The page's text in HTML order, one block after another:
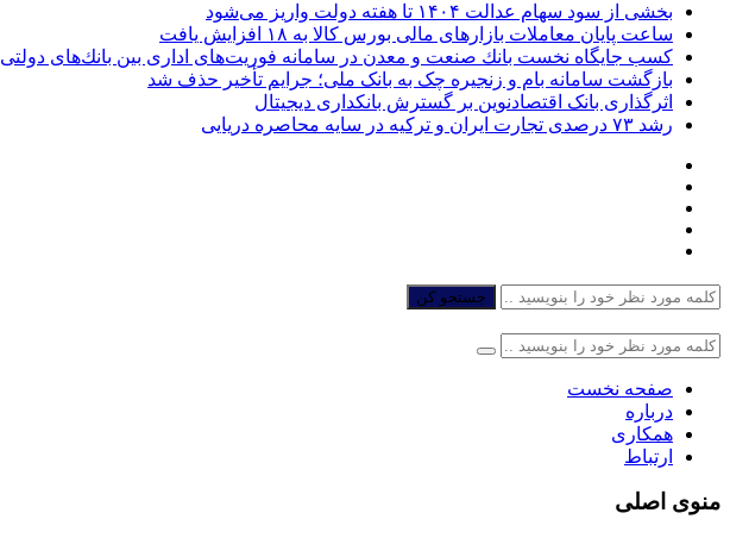
بخشی از سود سهام عدالت ۱۴۰۴ تا هفته دولت واریز می‌شود
ساعت پایان معاملات بازارهای مالی بورس کالا به ۱۸ افزایش یافت
كسب جایگاه نخست بانك صنعت و معدن در سامانه فوریت‌های اداری بین بانك‌های دولتی
بازگشت سامانه بام و زنجیره چک به بانک ملی؛ جرایم تأخیر حذف شد
اثرگذاری بانک اقتصادنوین بر گسترش بانکداری دیجیتال
رشد ۷۳ درصدی تجارت ایران و ترکیه در سایه محاصره دریایی
جستجو کن
صفحه نخست
درباره
همکاری
ارتباط
منوی اصلی